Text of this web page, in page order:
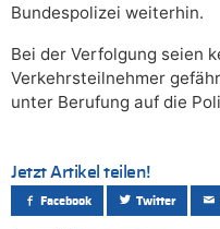
Bundespolizei weiterhin.
Bei der Verfolgung seien
Verkehrsteilnehmer
unter Berufung auf die
Jetzt Artikel teilen!
Facebook Twitter